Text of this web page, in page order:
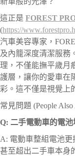
這正是 FOREST
(https://
汽車美容專家，
及內籠深度清潔服務
理，不僅能撫平歲月
護層，讓你的愛車在
彩。這不僅是視覺上
常見問題 (People Also
Q: 二手電動車的電
A: 電動車整組電池更
甚至超出二手車本身